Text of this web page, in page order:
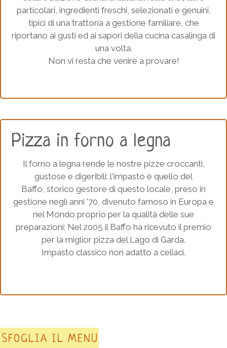
particolari, ingredienti freschi, selezionati e genuini,
tipici di una trattoria a gestione familiare, che
riportano ai gusti ed ai sapori della cucina casalinga di
una volta.
Non vi resta che venire a provare!
Pizza in forno a legna
Il forno a legna rende le nostre pizze croccanti,
gustose e digeribili: l'impasto è quello del
Baffo, storico gestore di questo locale, preso in
gestione negli anni '70, divenuto famoso in Europa e
nel Mondo proprio per la qualità delle sue
preparazioni; Nel 2005 il Baffo ha ricevuto il premio
per la miglior pizza del Lago di Garda.
Impasto classico non adatto a celiaci.
SFOGLIA IL MENU